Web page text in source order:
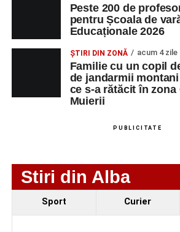
Technology Srl
OPERATOR LA
MASINI-UNELTE
NUMERICA
1
Ultimele știri din Sebeș
Peste 200 de
pentru Școala de
Educaționale 2026
ȘTIRI DIN ZONĂ acum 4 zile
Familie cu un copil
de jandarmii
ce s-a rătăcit în zona
Muierii
PUBLICITATE
Stiri din Alba
Sport Curier